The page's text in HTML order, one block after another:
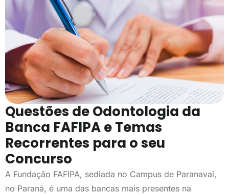
Questões de Odontologia da
Banca FAFIPA e Temas
Recorrentes para o seu
Concurso
A Fundação FAFIPA, sediada no Campus de Paranavaí,
no Paraná, é uma das bancas mais presentes na